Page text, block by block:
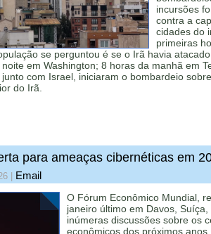
incursões
contra a
cidades do
primeiras
se perguntou é se o Irã havia
em Washington; 8 horas da manhã em
com Israel, iniciaram o bombardeio
do Irã.
para ameaças cibernéticas em
Email
O Fórum Econômico Mundial,
janeiro último em Davos, Suíça,
inúmeras discussões sobre os
econômicos dos próximos